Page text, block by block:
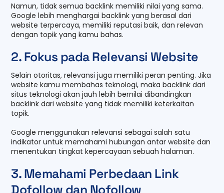
Namun, tidak semua backlink memiliki nilai yang sama.
Google lebih menghargai backlink yang berasal dari
website terpercaya, memiliki reputasi baik, dan relevan
dengan topik yang kamu bahas.
2. Fokus pada Relevansi Website
Selain otoritas, relevansi juga memiliki peran penting. Jika
website kamu membahas teknologi, maka backlink dari
situs teknologi akan jauh lebih bernilai dibandingkan
backlink dari website yang tidak memiliki keterkaitan
topik.
Google menggunakan relevansi sebagai salah satu
indikator untuk memahami hubungan antar website dan
menentukan tingkat kepercayaan sebuah halaman.
3. Memahami Perbedaan Link
Dofollow dan Nofollow